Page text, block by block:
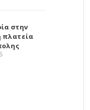
στην
πλατεία